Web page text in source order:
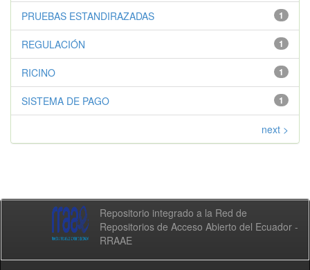
1
PRUEBAS ESTANDIRAZADAS
1
REGULACIÓN
1
RICINO
1
SISTEMA DE PAGO
next >
Repositorio integrado a la Red de
Repositorios de Acceso Abierto del Ecuador -
RRAAE